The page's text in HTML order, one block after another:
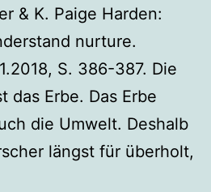
& K. Paige Harden:
nurture.
S. 386-387. Die
das Erbe. Das Erbe
die Umwelt. Deshalb
längst für überholt,